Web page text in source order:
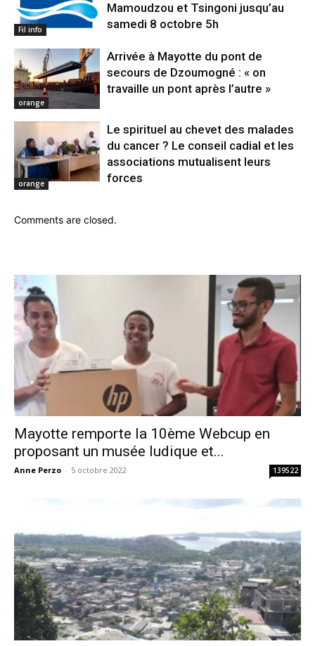
Fil info
Mamoudzou et Tsingoni jusqu’au
samedi 8 octobre 5h
orange
Arrivée à Mayotte du pont de
secours de Dzoumogné : « on
travaille un pont après l’autre »
orange
Le spirituel au chevet des malades
du cancer ? Le conseil cadial et les
associations mutualisent leurs
forces
Comments are closed.
Mayotte remporte la 10ème Webcup en
proposant un musée ludique et...
Anne Perzo - 5 octobre 2022 139522